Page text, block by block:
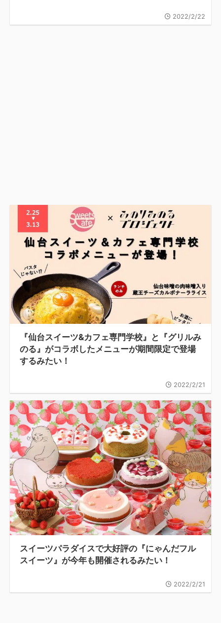
2022/2/22
『仙台スイーツ&カフェ専門学校』と『グリルみ
のる』がコラボしたメニューが期間限定で登場
するみたい！
2022/2/21
スイーツパラダイスで大好評の『にゃんだフル
スイーツ』が今年も開催されるみたい！
2022/2/21